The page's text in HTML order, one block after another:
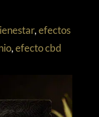
,efectos
,efecto cbd